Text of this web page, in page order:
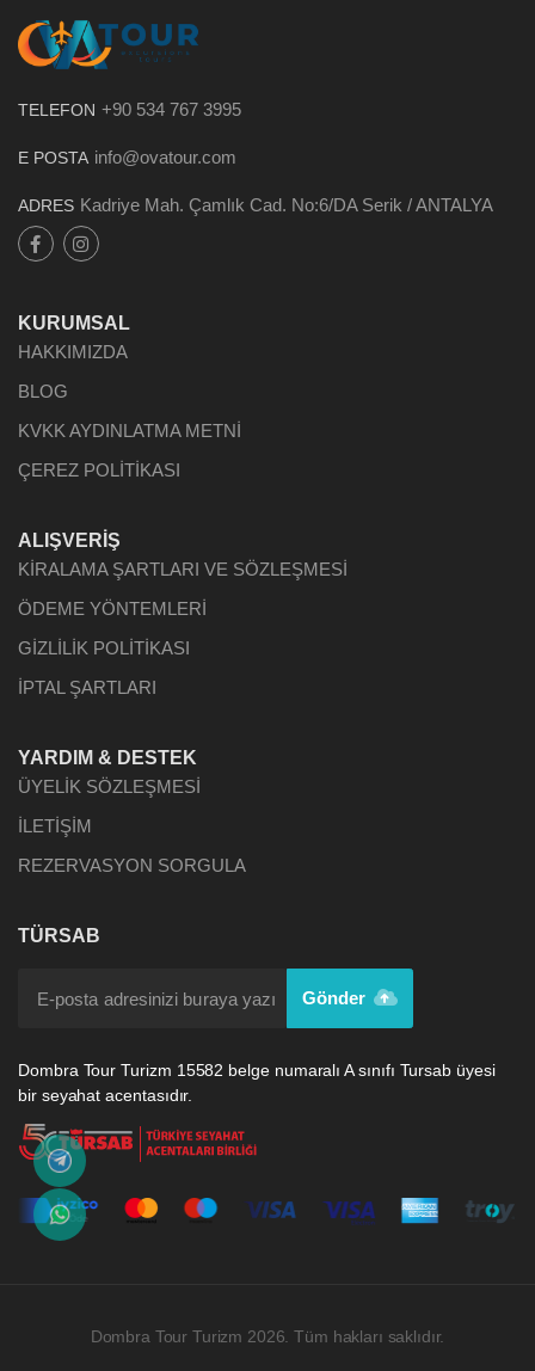
TELEFON +90 534 767 3995
E POSTA info@ovatour.com
ADRES Kadriye Mah. Çamlık Cad. No:6/DA Serik / ANTALYA
KURUMSAL
HAKKIMIZDA
BLOG
KVKK AYDINLATMA METNİ
ÇEREZ POLİTİKASI
ALIŞVERİŞ
KİRALAMA ŞARTLARI VE SÖZLEŞMESİ
ÖDEME YÖNTEMLERİ
GİZLİLİK POLİTİKASI
İPTAL ŞARTLARI
YARDIM & DESTEK
ÜYELİK SÖZLEŞMESİ
İLETİŞİM
REZERVASYON SORGULA
TÜRSAB
Gönder
Dombra Tour Turizm 15582 belge numaralı A sınıfı Tursab üyesi
bir seyahat acentasıdır.
Dombra Tour Turizm 2026. Tüm hakları saklıdır.